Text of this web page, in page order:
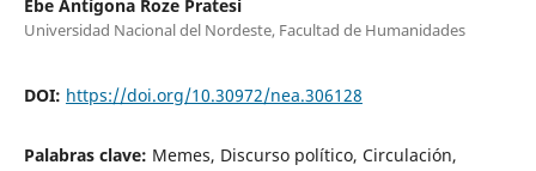
Ebe Antígona Roze Pratesi
Universidad Nacional del Nordeste, Facultad de Humanidades
DOI: https://doi.org/10.30972/nea.306128
Palabras clave: Memes, Discurso político, Circulación,